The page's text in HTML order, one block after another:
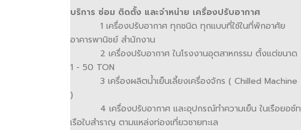
บริการ ซ่อม ติดตั้ง และจำหน่าย เครื่องปรับอากาศ
1 เครื่องปรับอากาศ ทุกชนิด ทุกแบบที่ใช้ในที่พักอาศัย
อาคารพานิชย์ สำนักงาน
2 เครื่องปรับอากาศ ในโรงงานอุตสาหกรรม ตั้งแต่ขนาด
1 - 50 TON
3 เครื่องผลิตน้ำเย็นเลี้ยงเครื่องจักร ( Chilled Machine
)
4 เครื่องปรับอากาศ และอุปกรณ์ทำความเย็น ในเรือยอช์ท
เรือใบสำราญ ตามแหล่งท่องเที่ยวชายทะเล